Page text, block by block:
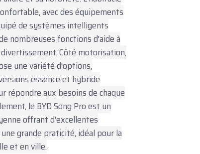
avec des équipements
de systèmes intelligents
nombreuses fonctions d'aide à
Côté motorisation,
une variété d'options,
essence et hybride
répondre aux besoins de chaque
le BYD Song Pro est un
offrant d'excellentes
grande praticité, idéal pour la
et en ville.